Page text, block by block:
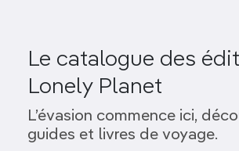
Le catalogue des
Lonely Planet
L’évasion commence ici,
guides et livres de voyage.